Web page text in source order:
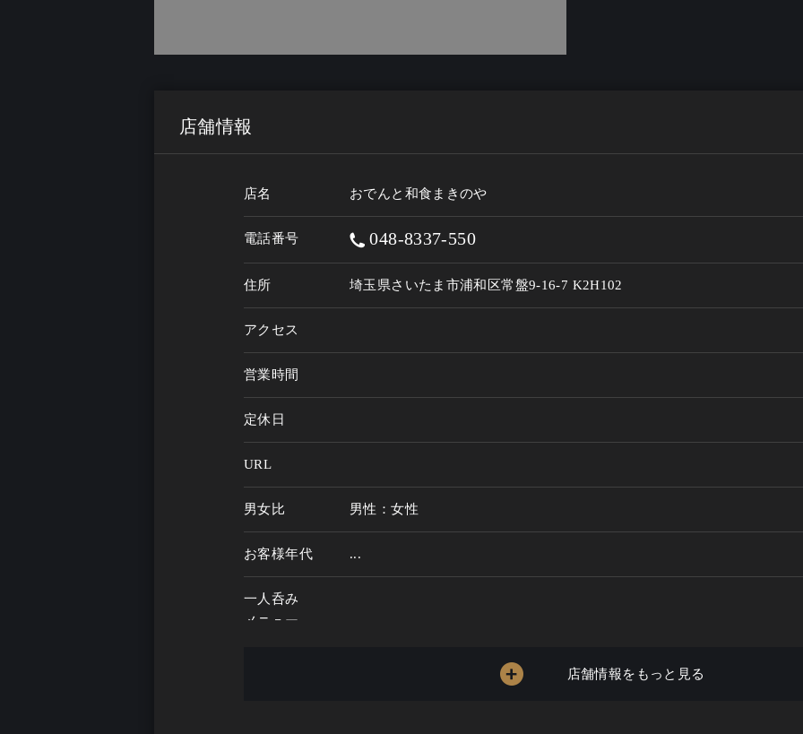
店舗情報
店名 おでんと和食まきのや
電話番号 048-8337-550
住所 埼玉県さいたま市浦和区常盤9-16-7 K2H102
アクセス
営業時間
定休日
URL
男女比 男性：女性
お客様年代 ...
一人呑み
メニュー
店舗情報をもっと見る